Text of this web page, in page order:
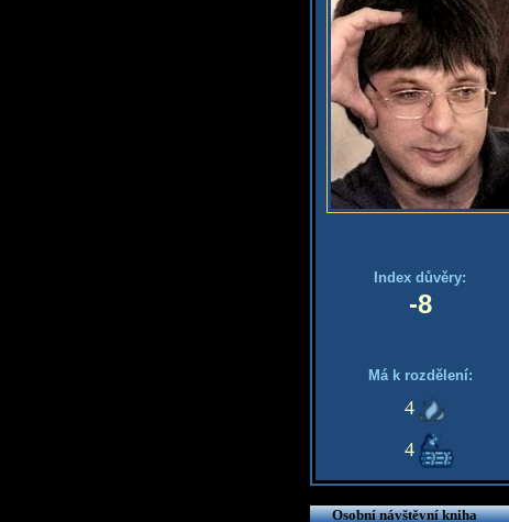
Index důvěry:
-8
Má k rozdělení:
4
4
Osobní návštěvní kniha